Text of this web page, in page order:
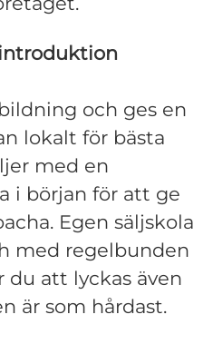
och ges en
lokalt för bästa
med en
i början för att ge
Egen säljskola
med regelbunden
att lyckas även
är som hårdast.